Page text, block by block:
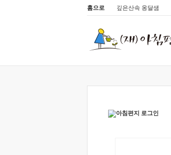
홈으로 깊은산속 옹달샘